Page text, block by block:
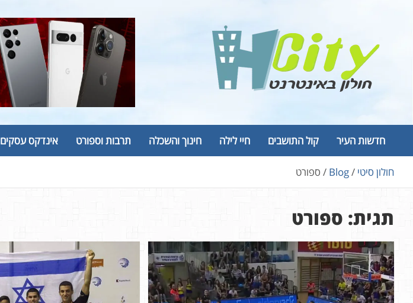
חדשות העיר קול התושבים חיי לילה חינוך והשכלה תרבות וספורט אינדקס עסקים
חולון סיטי Blog ספורט
תגית: ספורט